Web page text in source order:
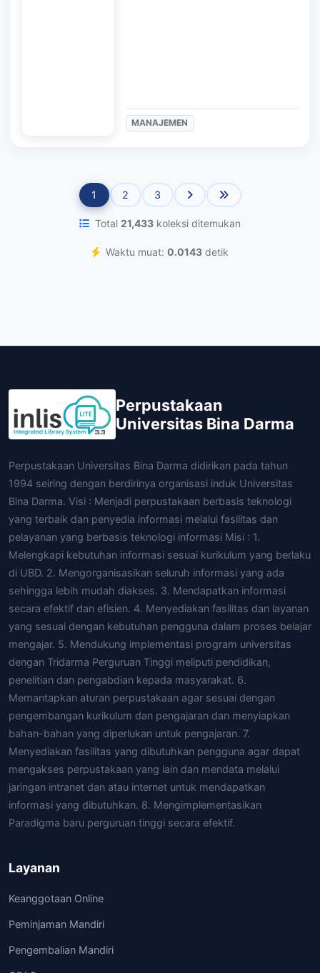
MANAJEMEN
1 2 3
Total 21,433 koleksi ditemukan
Waktu muat: 0.0143 detik
Perpustakaan
Universitas Bina Darma
Perpustakaan Universitas Bina Darma didirikan pada tahun
1994 seiring dengan berdirinya organisasi induk Universitas
Bina Darma. Visi : Menjadi perpustakaan berbasis teknologi
yang terbaik dan penyedia informasi melalui fasilitas dan
pelayanan yang berbasis teknologi informasi Misi : 1.
Melengkapi kebutuhan informasi sesuai kurikulum yang berlaku
di UBD. 2. Mengorganisasikan seluruh informasi yang ada
sehingga lebih mudah diakses. 3. Mendapatkan informasi
secara efektif dan efisien. 4. Menyediakan fasilitas dan layanan
yang sesuai dengan kebutuhan pengguna dalam proses belajar
mengajar. 5. Mendukung implementasi program universitas
dengan Tridarma Perguruan Tinggi meliputi pendidikan,
penelitian dan pengabdian kepada masyarakat. 6.
Memantapkan aturan perpustakaan agar sesuai dengan
pengembangan kurikulum dan pengajaran dan menyiapkan
bahan-bahan yang diperlukan untuk pengajaran. 7.
Menyediakan fasilitas yang dibutuhkan pengguna agar dapat
mengakses perpustakaan yang lain dan mendata melalui
jaringan intranet dan atau internet untuk mendapatkan
informasi yang dibutuhkan. 8. Mengimplementasikan
Paradigma baru perguruan tinggi secara efektif.
Layanan
Keanggotaan Online
Peminjaman Mandiri
Pengembalian Mandiri